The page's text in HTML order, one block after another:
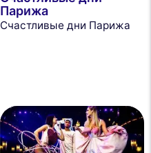
Парижа
Счастливые дни Парижа